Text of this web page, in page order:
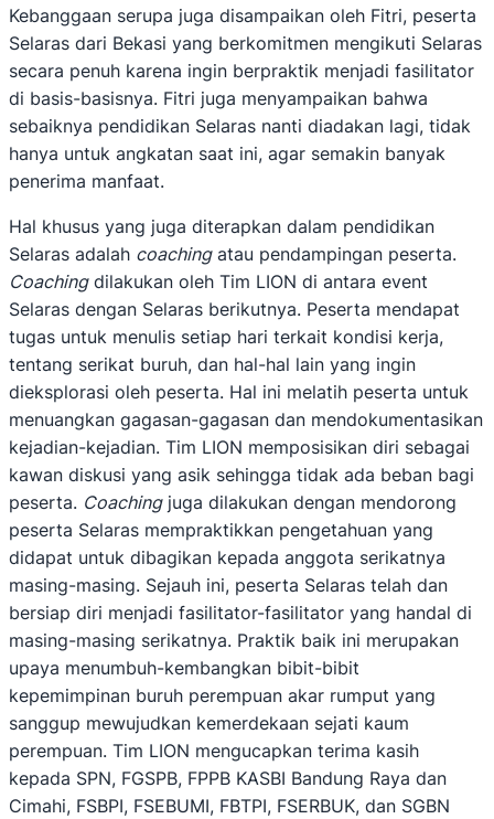
Kebanggaan serupa juga disampaikan oleh Fitri, peserta
Selaras dari Bekasi yang berkomitmen mengikuti Selaras
secara penuh karena ingin berpraktik menjadi fasilitator
di basis-basisnya. Fitri juga menyampaikan bahwa
sebaiknya pendidikan Selaras nanti diadakan lagi, tidak
hanya untuk angkatan saat ini, agar semakin banyak
penerima manfaat.
Hal khusus yang juga diterapkan dalam pendidikan
Selaras adalah coachingatau pendampingan peserta.
Coachingdilakukan oleh Tim LION di antara event
Selaras dengan Selaras berikutnya. Peserta mendapat
tugas untuk menulis setiap hari terkait kondisi kerja,
tentang serikat buruh, dan hal-hal lain yang ingin
dieksplorasi oleh peserta. Hal ini melatih peserta untuk
menuangkan gagasan-gagasan dan mendokumentasikan
kejadian-kejadian. Tim LION memposisikan diri sebagai
kawan diskusi yang asik sehingga tidak ada beban bagi
peserta. Coachingjuga dilakukan dengan mendorong
peserta Selaras mempraktikkan pengetahuan yang
didapat untuk dibagikan kepada anggota serikatnya
masing-masing. Sejauh ini, peserta Selaras telah dan
bersiap diri menjadi fasilitator-fasilitator yang handal di
masing-masing serikatnya. Praktik baik ini merupakan
upaya menumbuh-kembangkan bibit-bibit
kepemimpinan buruh perempuan akar rumput yang
sanggup mewujudkan kemerdekaan sejati kaum
perempuan. Tim LION mengucapkan terima kasih
kepada SPN, FGSPB, FPPB KASBI Bandung Raya dan
Cimahi, FSBPI, FSEBUMI, FBTPI, FSERBUK, dan SGBN